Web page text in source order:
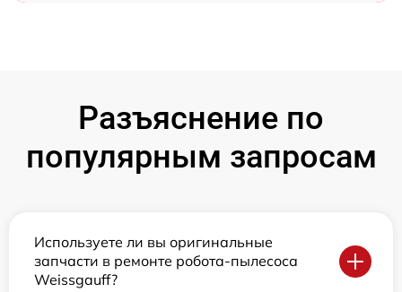
Разъяснение по
популярным запросам
Используете ли вы оригинальные
запчасти в ремонте робота-пылесоса
Weissgauff?